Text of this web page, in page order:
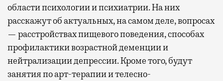
области психологии и психиатрии. На них
расскажут об актуальных, на самом деле, вопросах
— расстройствах пищевого поведения, способах
профилактики возрастной деменции и
нейтрализации депрессии. Кроме того, будут
занятия по арт-терапии и телесно-